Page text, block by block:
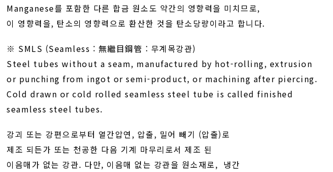
Manganese를 포함한 다른 합금 원소도 약간의 영향력을 미치므로,
이 영향력을, 탄소의 영향력으로 환산한 것을 탄소당량이라고 합니다.
※ SMLS (Seamless : 無繼目鋼管 : 무계목강관)
Steel tubes without a seam, manufactured by hot-rolling, extrusion
or punching from ingot or semi-product, or machining after piercing.
Cold drawn or cold rolled seamless steel tube is called finished
seamless steel tubes.
강괴 또는 강편으로부터 열간압연, 압출, 밀어 빼기 (압출)로
제조 되든가 또는 천공한 다음 기계 마무리로서 제조 된
이음매가 없는 강관. 다만, 이음매 없는 강관을 원소재로, 냉간